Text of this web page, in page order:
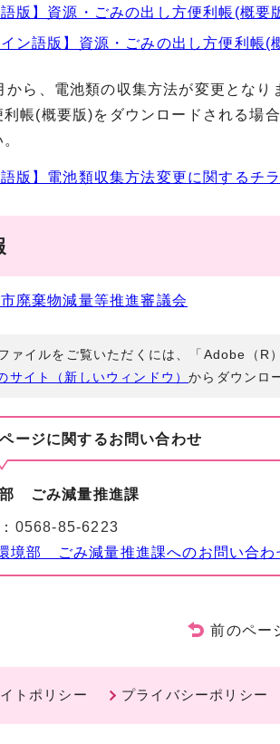
版】資源・ごみの出し方便利帳(概要
ン語版】資源・ごみの出し方便利帳(
から、電池類の収集方法が変更となり
利帳(概要版)をダウンロードされる場
版】電池類収集方法変更に関するチ
廃棄物減量等推進審議会
ァイルをご覧いただくには、「Adobe（R
サイト（新しいウィンドウ）からダウンロ
ージに関するお問い合わせ
ごみ減量推進課
0568-85-6223
境部 ごみ減量推進課へのお問い合わ
前のペー
トポリシー プライバシーポリシー